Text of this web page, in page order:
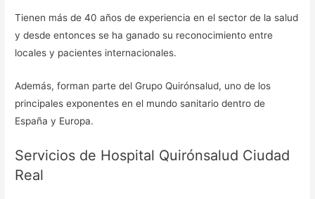
Tienen más de 40 años de experiencia en el sector de la salud
y desde entonces se ha ganado su reconocimiento entre
locales y pacientes internacionales.
Además, forman parte del Grupo Quirónsalud, uno de los
principales exponentes en el mundo sanitario dentro de
España y Europa.
Servicios de Hospital Quirónsalud Ciudad
Real